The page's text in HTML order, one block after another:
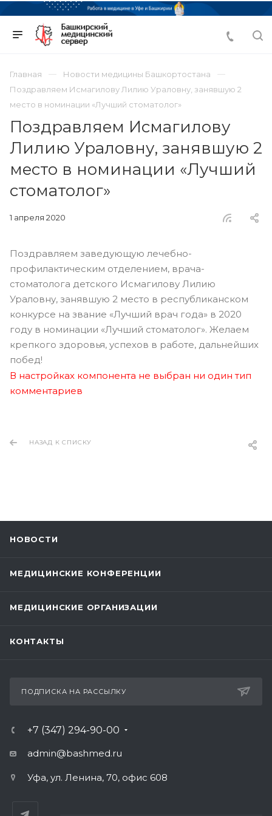
Главная
Новости медицины Башкортостана
Поздравляем Исмагилову Лилию Ураловну, занявшую 2
место в номинации «Лучший стоматолог»
Поздравляем Исмагилову
Лилию Ураловну, занявшую 2
место в номинации «Лучший
стоматолог»
1 апреля 2020
Поздравляем заведующую лечебно-
профилактическим отделением, врача-
стоматолога детского Исмагилову Лилию
Ураловну, занявшую 2 место в республиканском
конкурсе на звание «Лучший врач года» в 2020
году в номинации «Лучший стоматолог». Желаем
крепкого здоровья, успехов в работе, дальнейших
побед!
В настройках компонента не выбран ни один тип
комментариев
НАЗАД К СПИСКУ
НОВОСТИ
МЕДИЦИНСКИЕ КОНФЕРЕНЦИИ
МЕДИЦИНСКИЕ ОРГАНИЗАЦИИ
КОНТАКТЫ
ПОДПИСКА НА РАССЫЛКУ
+7 (347) 294-90-00
admin@bashmed.ru
Уфа, ул. Ленина, 70, офис 608